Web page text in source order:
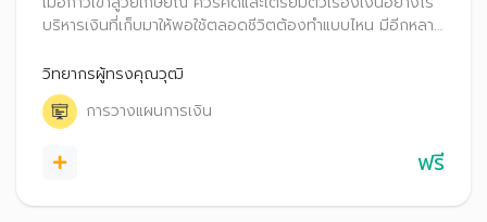
บริหารเงินที่เก็บมาให้พอใช้ตลอดชีวิตต้องทำแบบไหน มีอีกหลาย
มาเตรียมความพร้อม เพื่อใช้ชีวิตหลังเกษียณอย่างมีความสุข
กัน!
วิทยากรผู้ทรงคุณวุฒิ
การวางแผนการเงิน
ฟรี